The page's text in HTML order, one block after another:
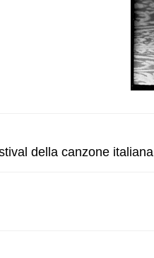
della canzone italiana